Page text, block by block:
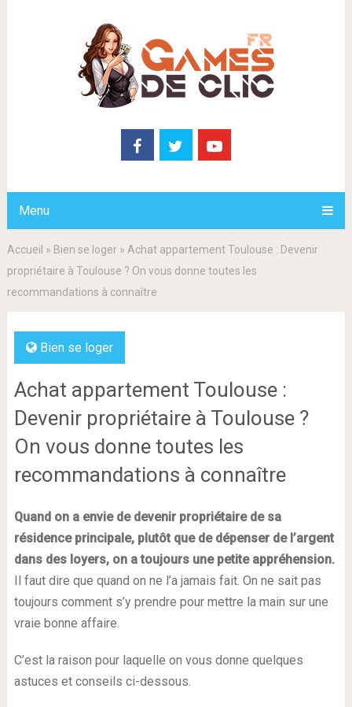
Menu
Accueil » Bien se loger» Achat appartement Toulouse : Devenir
propriétaire à Toulouse ? On vous donne toutes les
recommandations à connaître
Bien se loger
Achat appartement Toulouse :
Devenir propriétaire à Toulouse ?
On vous donne toutes les
recommandations à connaître
Quand on a envie de devenir propriétaire de sa
résidence principale, plutôt que de dépenser de l’argent
dans des loyers, on a toujours une petite appréhension.
Il faut dire que quand on ne l’a jamais fait. On ne sait pas
toujours comment s’y prendre pour mettre la main sur une
vraie bonne affaire.
C’est la raison pour laquelle on vous donne quelques
astuces et conseils ci-dessous.